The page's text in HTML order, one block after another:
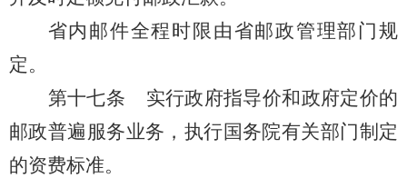
省内邮件全程时限由省邮政管理部门规
定。
第十七条
实行政府指导价和政府定价的
邮政普遍服务业务，执行国务院有关部门制定
的资费标准。